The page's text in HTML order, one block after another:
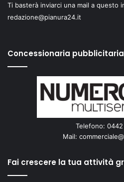
Ti basterà inviarci una mail a questo
redazione@pianura24.it
Concessionaria pubblicitaria
Telefono: 0442
Mail:
Fai crescere la tua attività